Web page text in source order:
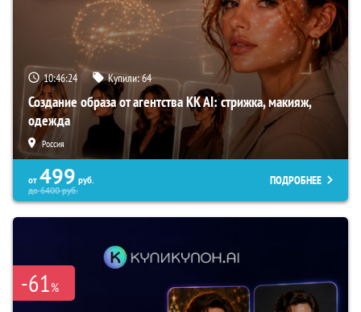
10:46:23 Купили:64
Создание образа от агентства KK AI: стрижка, макияж,
одежда
Россия
от 499 руб.
до6400руб.
ПОДРОБНЕЕ
-61%